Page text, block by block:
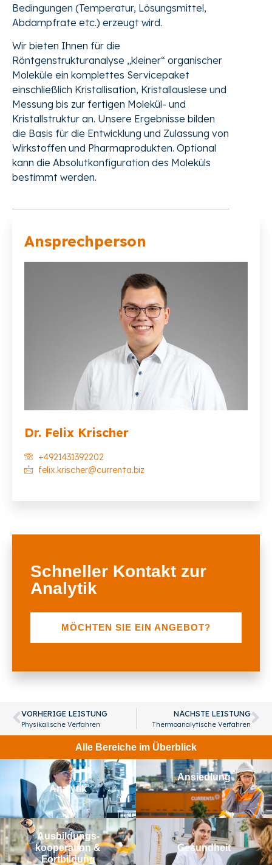
Bedingungen (Temperatur, Lösungsmittel,
Abdampfrate etc.) erzeugt wird.
Wir bieten Ihnen für die
Röntgenstrukturanalyse „kleiner“ organischer
Moleküle ein komplettes Servicepaket
einschließlich Kristallisation, Kristallauslese und
Messung bis zur fertigen Molekül- und
Kristallstruktur an. Unsere Ergebnisse bilden
die Basis für die Entwicklung und Zulassung von
Wirkstoffen und Pharmaprodukten. Optional
kann die Absolutkonfiguration des Moleküls
bestimmt werden.
Ansprechperson
Dr. Felix Krischer
+4921431392202
felix.krischer@currenta.biz
Schneller Kontakt zur
Analytik
MÖCHTEN SIE EIN ANGEBOT?
VORHERIGE LEISTUNG
Physikalische Verfahren
NÄCHSTE LEISTUNG
Thermoanalytische Verfahren
Alle Bereiche im Überblick
Analytik
Ansiedlung
Aus­bildungs­­
kooperation &
Fortbildung
Gesundheit